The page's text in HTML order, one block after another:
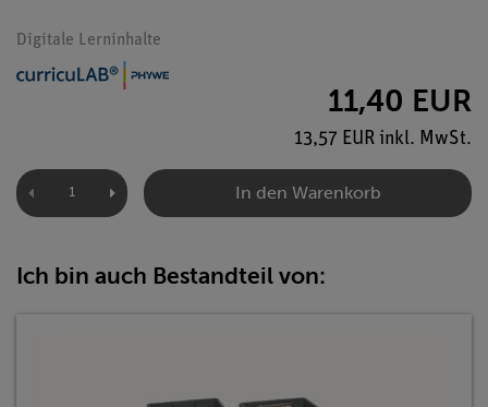
Digitale Lerninhalte
11,40 EUR
13,57 EUR inkl. MwSt.
In den Warenkorb
Ich bin auch Bestandteil von: